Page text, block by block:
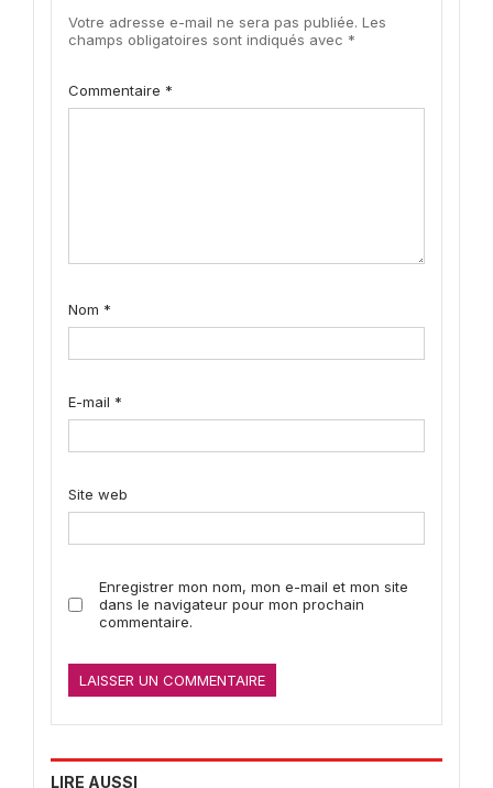
Votre adresse e-mail ne sera pas publiée. Les
champs obligatoires sont indiqués avec *
Commentaire *
Nom *
E-mail *
Site web
Enregistrer mon nom, mon e-mail et mon site
dans le navigateur pour mon prochain
commentaire.
LIRE AUSSI